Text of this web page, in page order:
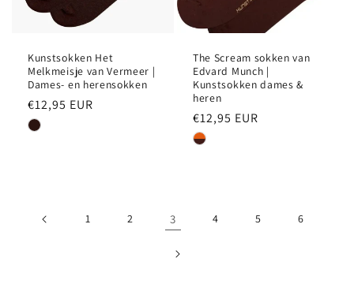
Kunstsokken Het
Melkmeisje van Vermeer |
Dames- en herensokken
Normale
prijs
€12,95 EUR
The Scream sokken van
Edvard Munch |
Kunstsokken dames &
heren
Normale
prijs
€12,95 EUR
1 2 3 4 5 6